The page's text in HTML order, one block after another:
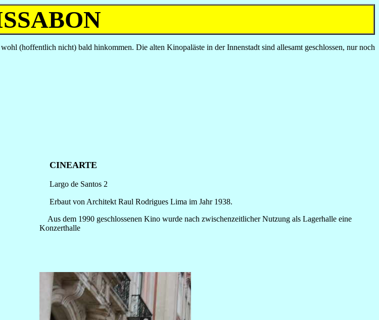
(hoffentlich nicht) bald hinkommen. Die alten Kinopaläste in der Innenstadt sind allesamt geschlossen, nur noch
CINEARTE
Largo de Santos 2
Erbaut von Architekt Raul Rodrigues Lima im Jahr 1938.
Aus dem 1990 geschlossenen Kino wurde nach zwischenzeitlicher Nutzung als Lagerhalle eine
Konzerthalle